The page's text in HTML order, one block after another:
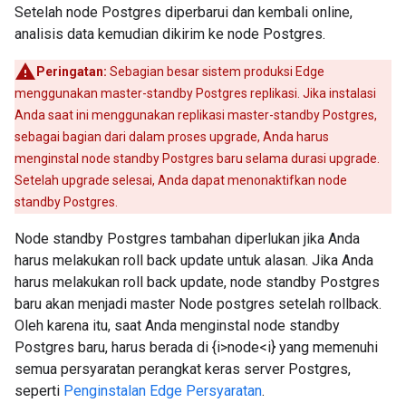
Setelah node Postgres diperbarui dan kembali online,
analisis data kemudian dikirim ke node Postgres.
Peringatan: Sebagian besar sistem produksi Edge
menggunakan master-standby Postgres replikasi. Jika instalasi
Anda saat ini menggunakan replikasi master-standby Postgres,
sebagai bagian dari dalam proses upgrade, Anda harus
menginstal node standby Postgres baru selama durasi upgrade.
Setelah upgrade selesai, Anda dapat menonaktifkan node
standby Postgres.
Node standby Postgres tambahan diperlukan jika Anda
harus melakukan roll back update untuk alasan. Jika Anda
harus melakukan roll back update, node standby Postgres
baru akan menjadi master Node postgres setelah rollback.
Oleh karena itu, saat Anda menginstal node standby
Postgres baru, harus berada di {i>node<i} yang memenuhi
semua persyaratan perangkat keras server Postgres,
seperti Penginstalan Edge Persyaratan.